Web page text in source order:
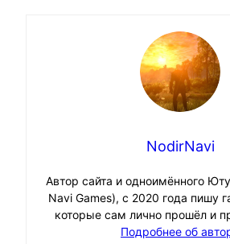
NodirNavi
Автор сайта и одноимённого
Navi Games), с 2020 года пишу
которые сам лично прошёл и
Подробнее об